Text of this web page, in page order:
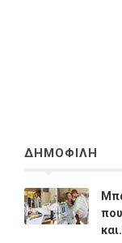
ΔΗΜΟΦΙΛΗ